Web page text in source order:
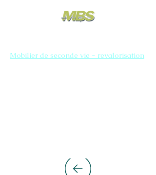
Mobilier de seconde vie - revalorisation